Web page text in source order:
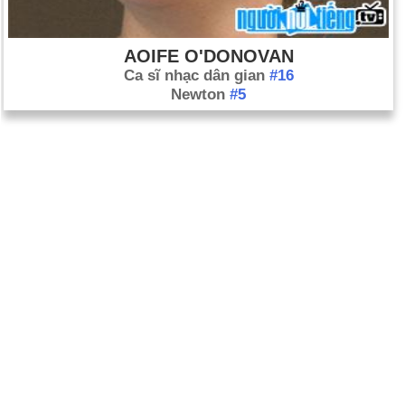
AOIFE O'DONOVAN
Ca sĩ nhạc dân gian #16
Newton #5